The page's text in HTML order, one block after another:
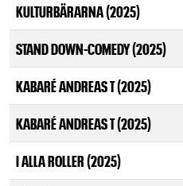
KULTURBÄRARNA (2025)
STAND DOWN-COMEDY (2025)
KABARÉ ANDREAS T (2025)
KABARÉ ANDREAS T (2025)
I ALLA ROLLER (2025)